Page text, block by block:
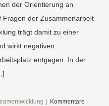
der Orientierung an
Fragen der Zusammenarbeit
trägt damit zu einer
wirkt negativen
entgegen. In der
Kommentare